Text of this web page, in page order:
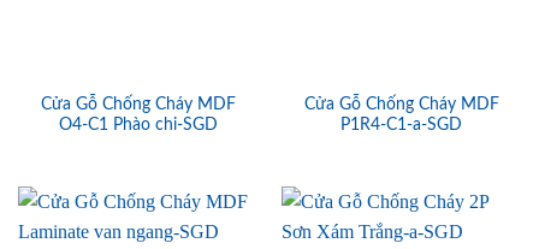
Cửa Gỗ Chống Cháy MDF
O4-C1 Phào chi-SGD
Cửa Gỗ Chống Cháy MDF
P1R4-C1-a-SGD